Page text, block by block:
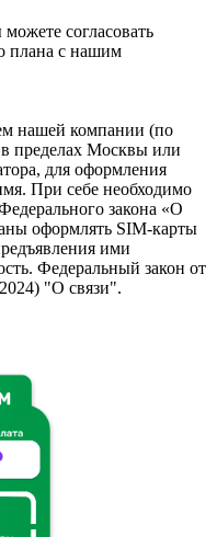
согласовать
плана с нашим
нашей компании (по
пределах Москвы или
для оформления
При себе необходимо
закона «О
оформлять SIM-карты
ими
Федеральный закон от
"О связи".